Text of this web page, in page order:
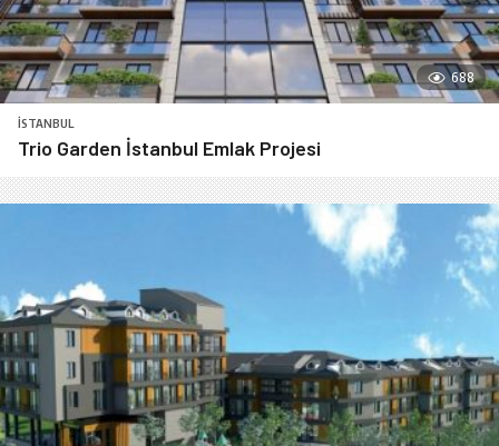
688
İSTANBUL
Trio Garden İstanbul Emlak Projesi